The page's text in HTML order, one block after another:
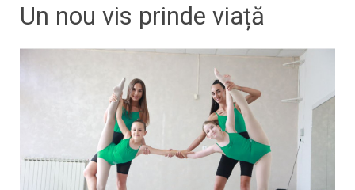
Un nou vis prinde viață